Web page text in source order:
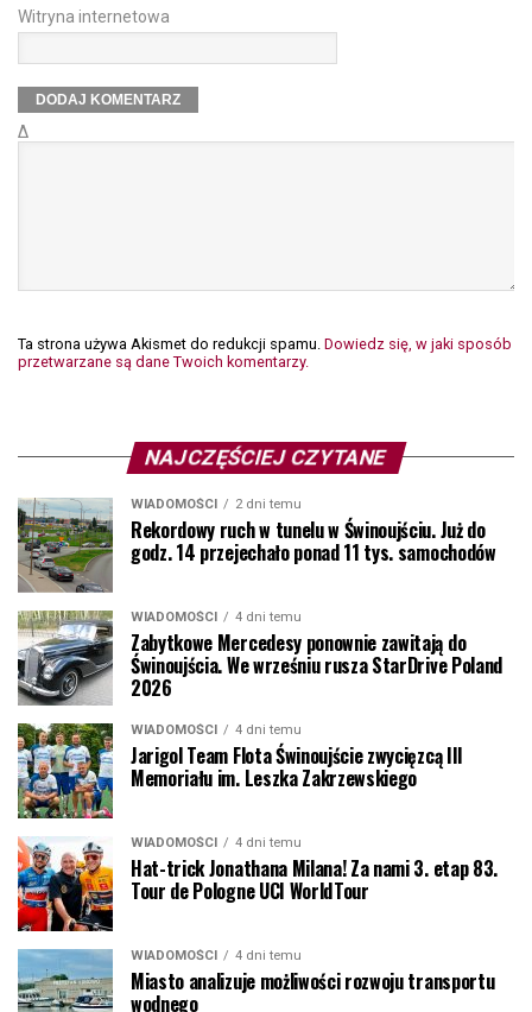
Witryna internetowa
Δ
Ta strona używa Akismet do redukcji spamu. Dowiedz się, w jaki sposób
przetwarzane są dane Twoich komentarzy.
NAJCZĘŚCIEJ CZYTANE
WIADOMOŚCI 2 dni temu
Rekordowy ruch w tunelu w Świnoujściu. Już do
godz. 14 przejechało ponad 11 tys. samochodów
WIADOMOŚCI 4 dni temu
Zabytkowe Mercedesy ponownie zawitają do
Świnoujścia. We wrześniu rusza StarDrive Poland
2026
WIADOMOŚCI 4 dni temu
Jarigol Team Flota Świnoujście zwycięzcą III
Memoriału im. Leszka Zakrzewskiego
WIADOMOŚCI 4 dni temu
Hat-trick Jonathana Milana! Za nami 3. etap 83.
Tour de Pologne UCI WorldTour
WIADOMOŚCI 4 dni temu
Miasto analizuje możliwości rozwoju transportu
wodnego